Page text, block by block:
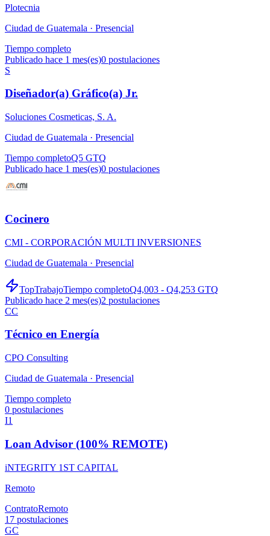
Plotecnia
Ciudad de Guatemala · Presencial
Tiempo completo
Publicado hace 1 mes(es)0 postulaciones
S
Diseñador(a) Gráfico(a) Jr.
Soluciones Cosmeticas, S. A.
Ciudad de Guatemala · Presencial
Tiempo completoQ5 GTQ
Publicado hace 1 mes(es)0 postulaciones
Cocinero
CMI - CORPORACIÓN MULTI INVERSIONES
Ciudad de Guatemala · Presencial
TopTrabajoTiempo completoQ4,003 - Q4,253 GTQ
Publicado hace 2 mes(es)2 postulaciones
CC
Técnico en Energía
CPO Consulting
Ciudad de Guatemala · Presencial
Tiempo completo
0 postulaciones
I1
Loan Advisor (100% REMOTE)
iNTEGRITY 1ST CAPITAL
Remoto
ContratoRemoto
17 postulaciones
GC